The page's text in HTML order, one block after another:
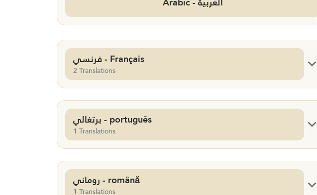
فرنسي - Français
2 Translations
برتغالي - português
1 Translations
روماني - română
1 Translations